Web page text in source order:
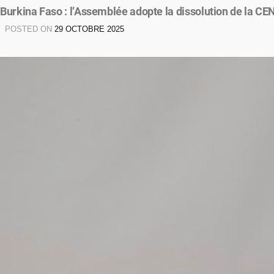
Burkina Faso : l’Assemblée adopte la dissolution de la
POSTED ON 29 OCTOBRE 2025